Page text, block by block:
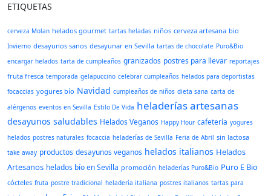
ETIQUETAS
cerveza Molan helados gourmet tartas heladas niños cerveza artesana bio
Invierno desayunos sanos desayunar en Sevilla tartas de chocolate Puro&Bio
encargar helados tarta de cumpleaños granizados postres para llevar reportajes
fruta fresca temporada gelapuccino celebrar cumpleaños helados para deportistas
focaccias yogures bío Navidad cumpleaños de niños dieta sana carta de
alérgenos eventos en Sevilla Estilo De Vida heladerías artesanas
desayunos saludables Helados Veganos Happy Hour cafetería yogures
helados postres naturales focaccia heladerías de Sevilla Feria de Abril sin lactosa
take away productos desayunos veganos helados italianos Helados
Artesanos helados bío en Sevilla promoción heladerías Puro&Bio Puro E Bio
cócteles fruta postre tradicional heladería italiana postres italianos tartas para